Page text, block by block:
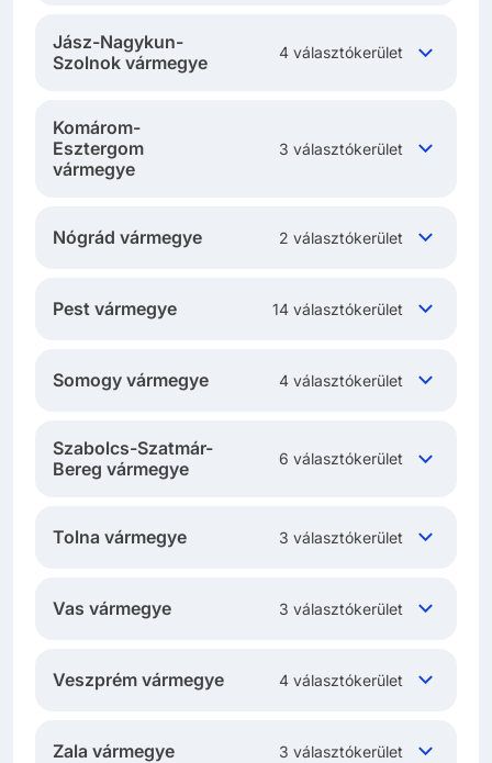
Jász-Nagykun-
Szolnok vármegye
4 választókerület
Komárom-
Esztergom
vármegye
3 választókerület
Nógrád vármegye 2 választókerület
Pest vármegye 14 választókerület
Somogy vármegye 4 választókerület
Szabolcs-Szatmár-
Bereg vármegye
6 választókerület
Tolna vármegye 3 választókerület
Vas vármegye 3 választókerület
Veszprém vármegye 4 választókerület
Zala vármegye 3 választókerület